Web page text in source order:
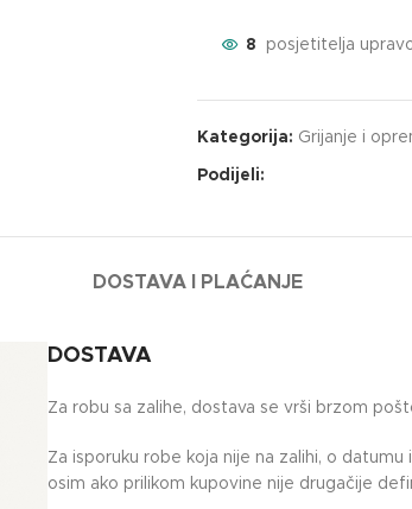
8 posjetitelja
Kategorija: Grijanje i
Podijeli:
DOSTAVA I PLAĆANJE
DOSTAVA
Za robu sa zalihe, dostava se vrši brzom
Za isporuku robe koja nije na zalihi, o
osim ako prilikom kupovine nije drugačije